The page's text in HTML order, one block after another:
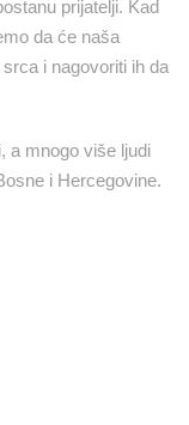
prijatelji. Kad
da će naša
i nagovoriti ih da
a mnogo više ljudi
i Hercegovine.